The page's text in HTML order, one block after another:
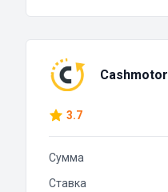
Cashmotor
3.7
Сумма
Ставка